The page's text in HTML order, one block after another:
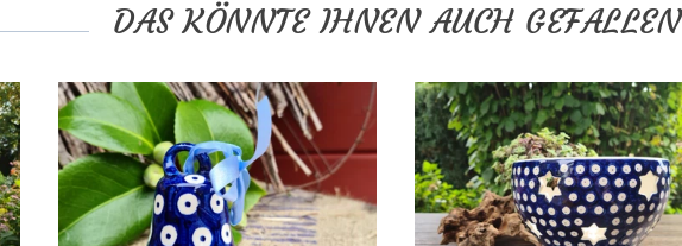
DAS KÖNNTE IHNEN AUCH GEFALLEN